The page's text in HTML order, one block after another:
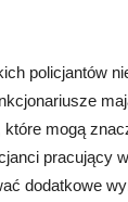
policjantów
które mogą
pracujący
dodatkowe